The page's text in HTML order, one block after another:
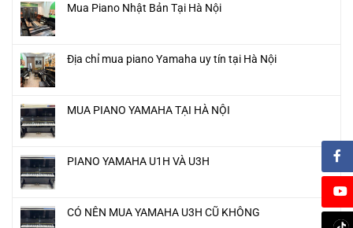
Mua Piano Nhật Bản Tại Hà Nội
Địa chỉ mua piano Yamaha uy tín tại Hà Nội
MUA PIANO YAMAHA TẠI HÀ NỘI
PIANO YAMAHA U1H VÀ U3H
CÓ NÊN MUA YAMAHA U3H CŨ KHÔNG